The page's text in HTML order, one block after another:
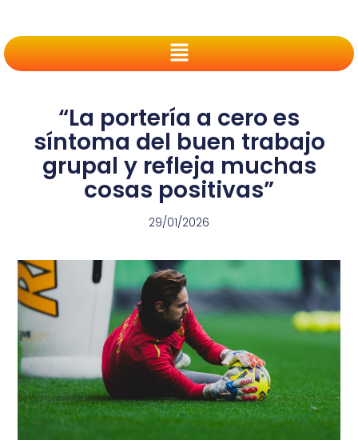
“La portería a cero es
síntoma del buen trabajo
grupal y refleja muchas
cosas positivas”
29/01/2026